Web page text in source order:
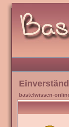
bastelwissen-